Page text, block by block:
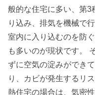
般的な住宅に多い、第3
り込み、排気を機械で
室内に入り込むのを防
も多いのが現状です。
ずに空気の淀みができ
り、カビが発生するリ
熱住宅の場合は、気密